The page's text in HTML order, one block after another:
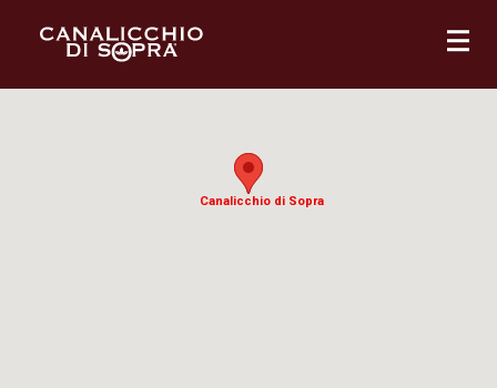
Canalicchio di Sopra
Canalicchio di Sopra